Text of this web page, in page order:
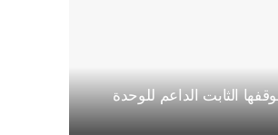
الثابت الداعم للوحدة